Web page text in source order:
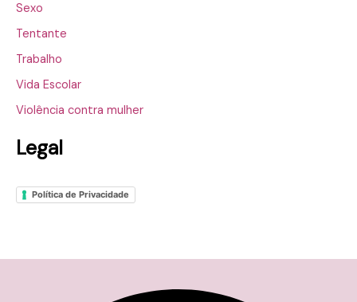
Sexo
Tentante
Trabalho
Vida Escolar
Violência contra mulher
Legal
Política de Privacidade